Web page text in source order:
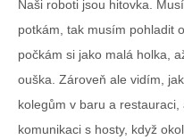
Naši roboti jsou hitovka.
potkám, tak musím pohladit
počkám si jako malá holka,
ouška. Zároveň ale vidím,
kolegům v baru a
komunikaci s hosty, když